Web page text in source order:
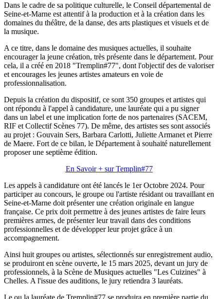
Dans le cadre de sa politique culturelle, le Conseil départemental de
Seine-et-Marne est attentif à la production et à la création dans les
domaines du théâtre, de la danse, des arts plastiques et visuels et de
la musique.
A ce titre, dans le domaine des musiques actuelles, il souhaite
encourager la jeune création, très présente dans le département. Pour
cela, il a créé en 2018 "Tremplin#77", dont l'objectif des de valoriser
et encourages les jeunes artistes amateurs en voie de
professionnalisation.
Depuis la création du dispositif, ce sont 350 groupes et artistes qui
ont répondu à l'appel à candidature, une lauréate qui a pu signer
dans un label et une implication forte de nos partenaires (SACEM,
RIF et Collectif Scènes 77). De même, des artistes ses sont associés
au projet : Gouvain Sers, Barbara Carlotti, Juliette Armanet et Pierre
de Maere. Fort de ce bilan, le Département à souhaité naturellement
proposer une septième édition.
En Savoir + sur Templin#77
Les appels à candidature ont été lancés le 1er Octobre 2024. Pour
participer au concours, le groupe ou l'artiste résidant ou travaillant en
Seine-et-Marne doit présenter une création originale en langue
française. Ce prix doit permettre à des jeunes artistes de faire leurs
premières armes, de présenter leur travail dans des conditions
professionnelles et de développer leur projet grâce à un
accompagnement.
Ainsi huit groupes ou artistes, sélectionnés sur enregistrement audio,
se produiront en scène ouverte, le 15 mars 2025, devant un jury de
professionnels, à la Scène de Musiques actuelles "Les Cuizines" à
Chelles. A l'issue des auditions, le jury retiendra 3 lauréats.
Le ou la lauréate de Tremplin#77 se produira en première partie du